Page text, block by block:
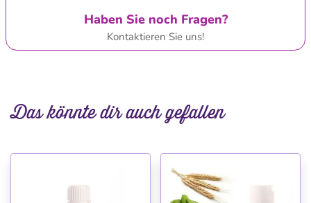
Haben Sie noch Fragen?
Kontaktieren Sie uns!
Das könnte dir auch gefallen